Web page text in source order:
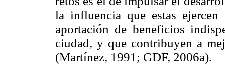
la influencia que estas
aportación de beneficios
ciudad, y que contribuyen a
(Martínez, 1991; GDF, 2006a).